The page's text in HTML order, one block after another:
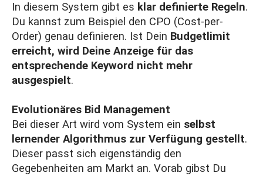
In diesem System gibt es klar definierte Regeln.
Du kannst zum Beispiel den CPO (Cost-per-
Order) genau definieren. Ist Dein Budgetlimit
erreicht, wird Deine Anzeige für das
entsprechende Keyword nicht mehr
ausgespielt.
Evolutionäres Bid Management
Bei dieser Art wird vom System ein selbst
lernender Algorithmus zur Verfügung gestellt.
Dieser passt sich eigenständig den
Gegebenheiten am Markt an. Vorab gibst Du